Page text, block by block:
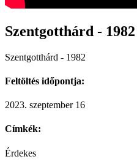
Szentgotthárd - 1982
Szentgotthárd - 1982
Feltöltés időpontja:
2023. szeptember 16
Címkék:
Érdekes